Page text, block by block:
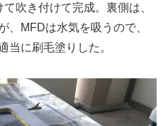
吹き付けて完成。裏側は、
、MFDは水気を吸うので、
当に刷毛塗りした。